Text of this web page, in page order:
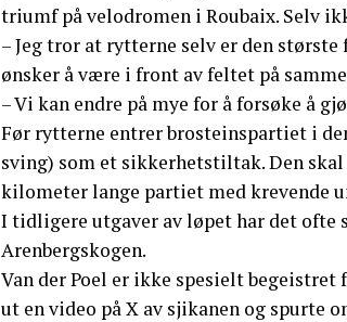
triumf på velodromen i Roubaix. Selv
– Jeg tror at rytterne selv er den
ønsker å være i front av feltet på
– Vi kan endre på mye for å forsøke å
Før rytterne entrer brosteinspartiet i
sving) som et sikkerhetstiltak. Den
kilometer lange partiet med krevende
I tidligere utgaver av løpet har det
Arenbergskogen.
Van der Poel er ikke spesielt begeistret
ut en video på X av sjikanen og spurte